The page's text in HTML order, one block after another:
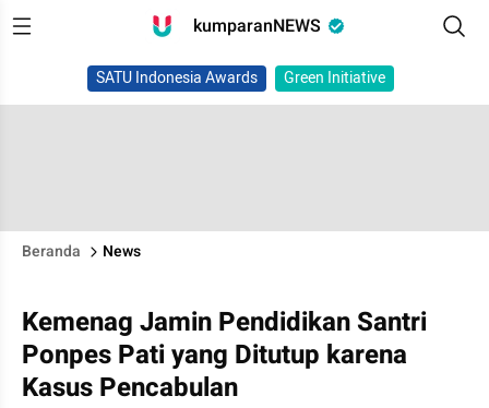
kumparanNEWS
SATU Indonesia Awards Green Initiative
Beranda News
Kemenag Jamin Pendidikan Santri
Ponpes Pati yang Ditutup karena
Kasus Pencabulan